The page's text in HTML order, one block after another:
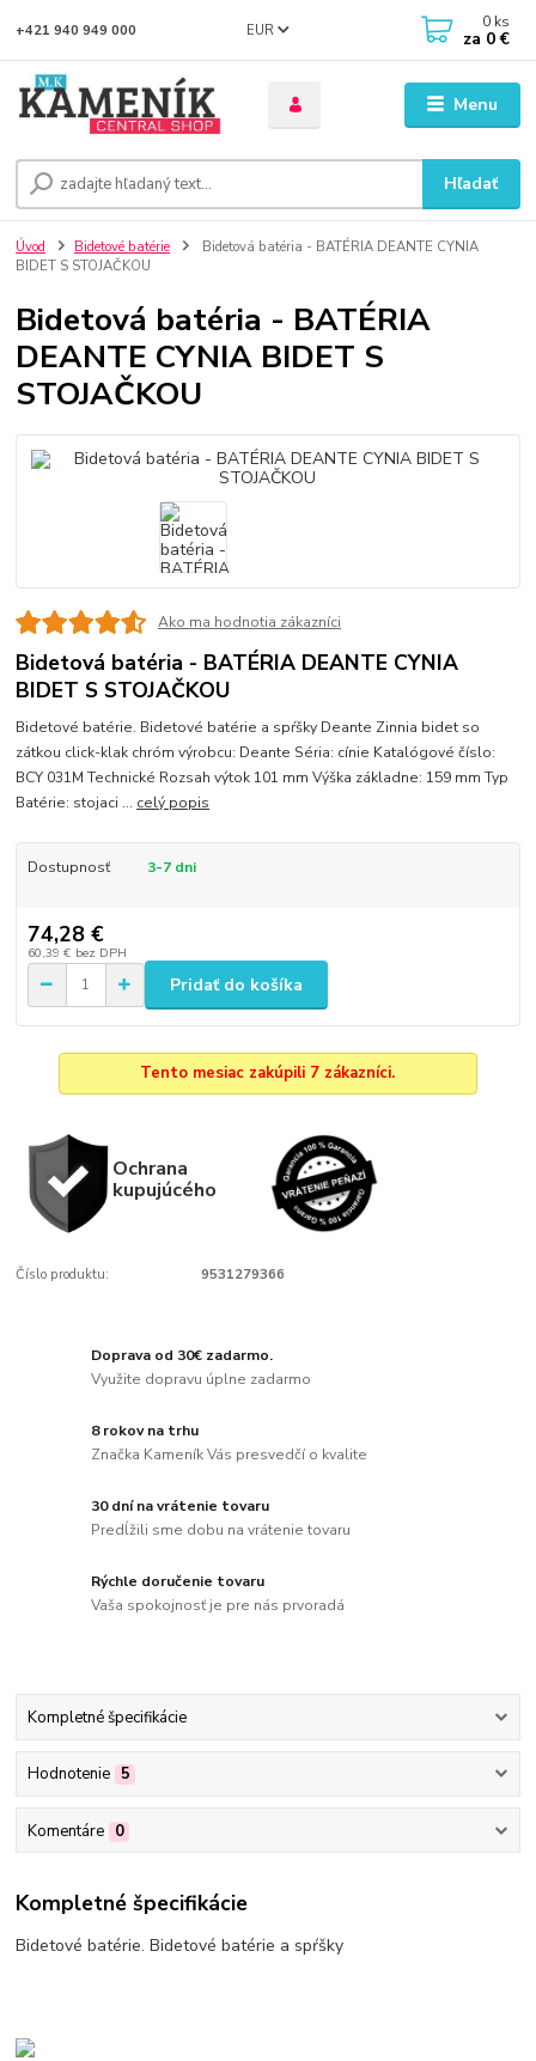
Menu
EUR
Hľadať
+421 940 949 000 0 ks
za 0 €
Úvod Bidetové batérie
Bidetová batéria - BATÉRIA DEANTE CYNIA
BIDET S STOJAČKOU
Bidetová batéria - BATÉRIA
DEANTE CYNIA BIDET S
STOJAČKOU
Ako ma hodnotia zákazníci
Bidetová batéria - BATÉRIA DEANTE CYNIA
BIDET S STOJAČKOU
Bidetové batérie. Bidetové batérie a spŕšky Deante Zinnia bidet so
zátkou click-klak chróm výrobcu: Deante Séria: cínie Katalógové číslo:
BCY 031M Technické Rozsah výtok 101 mm Výška základne: 159 mm Typ
Batérie: stojaci ... celý popis
Dostupnosť 3-7 dni
74,28 €
60,39 € bez DPH
Pridať do košíka
Tento mesiac zakúpili 7 zákazníci.
Ochrana
kupujúcého
Číslo produktu: 9531279366
Doprava od 30€ zadarmo.
Využite dopravu úplne zadarmo
8 rokov na trhu
Značka Kameník Vás presvedčí o kvalite
30 dní na vrátenie tovaru
Predĺžili sme dobu na vrátenie tovaru
Rýchle doručenie tovaru
Vaša spokojnosť je pre nás prvoradá
Kompletné špecifikácie
Hodnotenie 5
Komentáre 0
Kompletné špecifikácie
Bidetové batérie. Bidetové batérie a spŕšky